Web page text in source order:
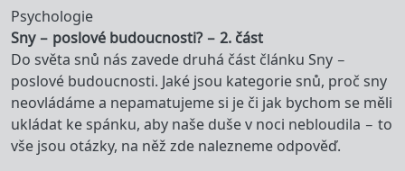
Psychologie
Sny – poslové budoucnosti? – 2. část
Do světa snů nás zavede druhá část článku Sny –
poslové budoucnosti. Jaké jsou kategorie snů, proč sny
neovládáme a nepamatujeme si je či jak bychom se měli
ukládat ke spánku, aby naše duše v noci nebloudila – to
vše jsou otázky, na něž zde nalezneme odpověď.